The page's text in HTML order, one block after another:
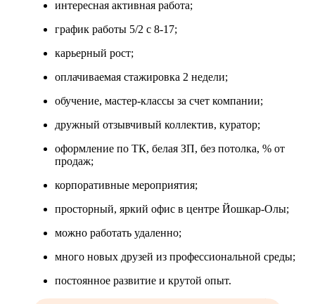
интересная активная работа;
график работы 5/2 с 8-17;
карьерный рост;
оплачиваемая стажировка 2 недели;
обучение, мастер-классы за счет компании;
дружный отзывчивый коллектив, куратор;
оформление по ТК, белая ЗП, без потолка, % от
продаж;
корпоративные мероприятия;
просторный, яркий офис в центре Йошкар-Олы;
можно работать удаленно;
много новых друзей из профессиональной среды;
постоянное развитие и крутой опыт.